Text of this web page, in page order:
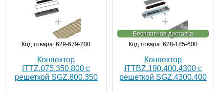
Код товара: 629-679-200
Конвектор
ITTZ.075.350.800 с
решеткой SGZ.800.350
Бесплатная доставка
Код товара: 628-185-600
Конвектор
ITTBZ.190.400.4300 с
решеткой SGZ.4300.400